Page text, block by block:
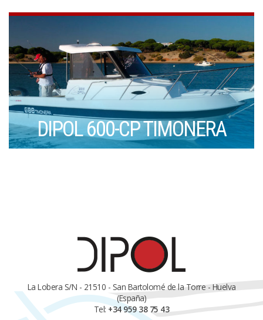
DIPOL 600-CP TIMONERA
La Lobera S/N - 21510 - San Bartolomé de la Torre - Huelva
(España)
Tel: +34 959 38 75 43